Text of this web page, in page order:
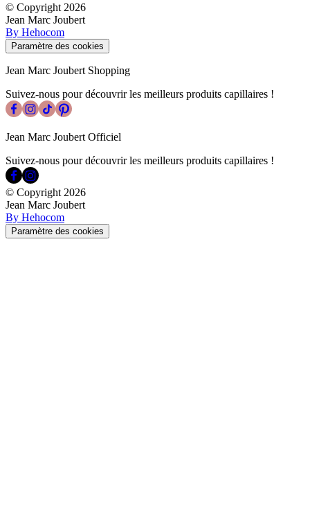
© Copyright 2026
Jean Marc Joubert
By Hehocom
Paramètre des cookies
Jean Marc Joubert Shopping
Suivez-nous pour découvrir les meilleurs produits capillaires !
Jean Marc Joubert Officiel
Suivez-nous pour découvrir les meilleurs produits capillaires !
© Copyright 2026
Jean Marc Joubert
By Hehocom
Paramètre des cookies